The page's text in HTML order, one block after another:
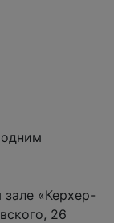
«Керхер-
26